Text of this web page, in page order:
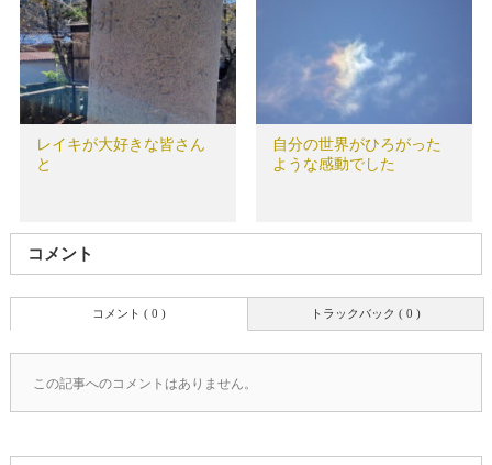
レイキが大好きな皆さん
と
自分の世界がひろがった
ような感動でした
コメント
トラックバック ( 0 )
コメント ( 0 )
この記事へのコメントはありません。